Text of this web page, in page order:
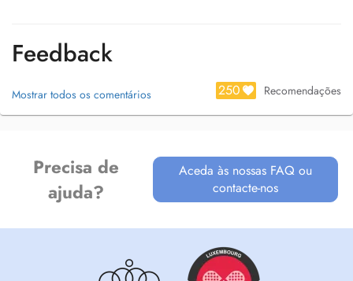
Feedback
Mostrar todos os comentários 250 Recomendações
Precisa de
ajuda?
Aceda às nossas FAQ ou
contacte-nos